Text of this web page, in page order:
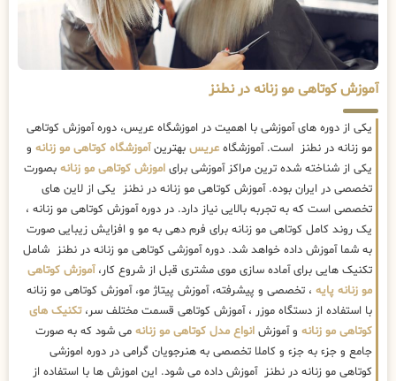
آموزش کوتاهی مو زنانه در نطنز
یکی از دوره های آموزشی با اهمیت در اموزشگاه عریس، دوره آموزش کوتاهی
مو زنانه در نطنز است. آموزشگاه عریس بهترینآموزشگاه کوتاهی مو زنانه و
یکی از شناخته شده ترین مراکز آموزشی برای اموزش کوتاهی مو زنانه بصورت
تخصصی در ایران بوده. آموزش کوتاهی مو زنانه در نطنز یکی از لاین های
تخصصی است که به تجربه بالایی نیاز دارد. در دوره آموزش کوتاهی مو زنانه ،
یک روند کامل کوتاهی مو زنانه برای فرم دهی به مو و افزایش زیبایی صورت
به شما آموزش داده خواهد شد. دوره آموزشی کوتاهی مو زنانه در نطنز شامل
تکنیک هایی برای آماده سازی موی مشتری قبل از شروع کار،آموزش کوتاهی
مو زنانه پایه ، تخصصی و پیشرفته، آموزش پیتاژ مو، آموزش کوتاهی مو زنانه
با استفاده از دستگاه موزر ، آموزش کوتاهی قسمت مختلف سر،تکنیک های
کوتاهی مو زنانه و آموزش انواع مدل کوتاهی مو زنانه می شود که به صورت
جامع و جزء به جزء و کاملا تخصصی به هنرجویان گرامی در دوره اموزشی
کوتاهی مو زنانه در نطنز آموزش داده می شود. این اموزش ها با استفاده از